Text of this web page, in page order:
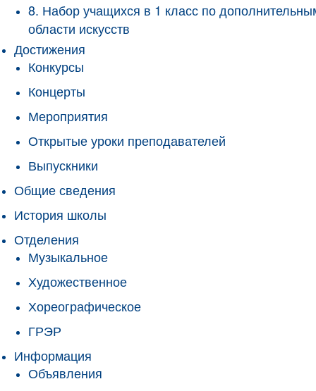
8. Набор учащихся в 1 класс по
области искусств
Достижения
Конкурсы
Концерты
Мероприятия
Открытые уроки преподавателей
Выпускники
Общие сведения
История школы
Отделения
Музыкальное
Художественное
Хореографическое
ГРЭР
Информация
Объявления